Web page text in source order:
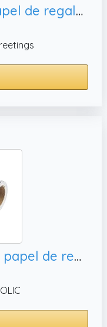
American Greetings Papel de regalo reversible, 75 pies cuadrados)
WRAPAHOLIC Rollo de papel de regalo floral jumbo de 30 pulgadas x 33 pies, baby shower